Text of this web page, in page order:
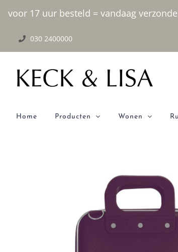
voor 17 uur besteld = vandaag
inhoud
030 2400000
Home Producten Wonen